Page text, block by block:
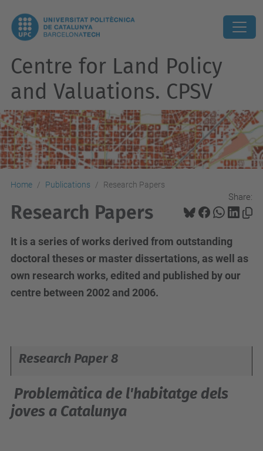
Centre for Land Policy
and Valuations. CPSV
Home Publications Research Papers
Share:
Research Papers
It is a series of works derived from outstanding
doctoral theses or master dissertations, as well as
own research works, edited and published by our
centre between 2002 and 2006.
Research Paper 8
Problemàtica de l'habitatge dels
joves a Catalunya